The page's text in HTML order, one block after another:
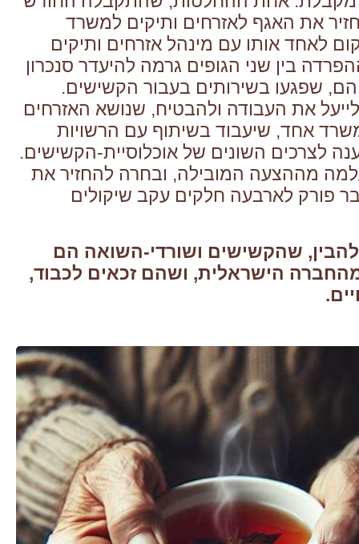
את האגף לאזרחים ותיקים למשרד
לאחד אותו עם מינהל אזרחים ותיקים
בין שני הגופים גרמה להיעדר סנכרון
שפגעו בשירותים בעבור הקשישים.
את העבודה ולהבטיח, שנושא האזרחים
אחד, שיעבוד בשיתוף עם הרשויות
לצרכים השונים של אוכלוסיית-הקשישים.
מההצעה המובילה, ובחרה להחזיר את
פורק לארבעה חלקים עקב שיקולים
שהקשישים ושורדי-השואה הם
הישראלית, ושהם זכאים לכבוד,